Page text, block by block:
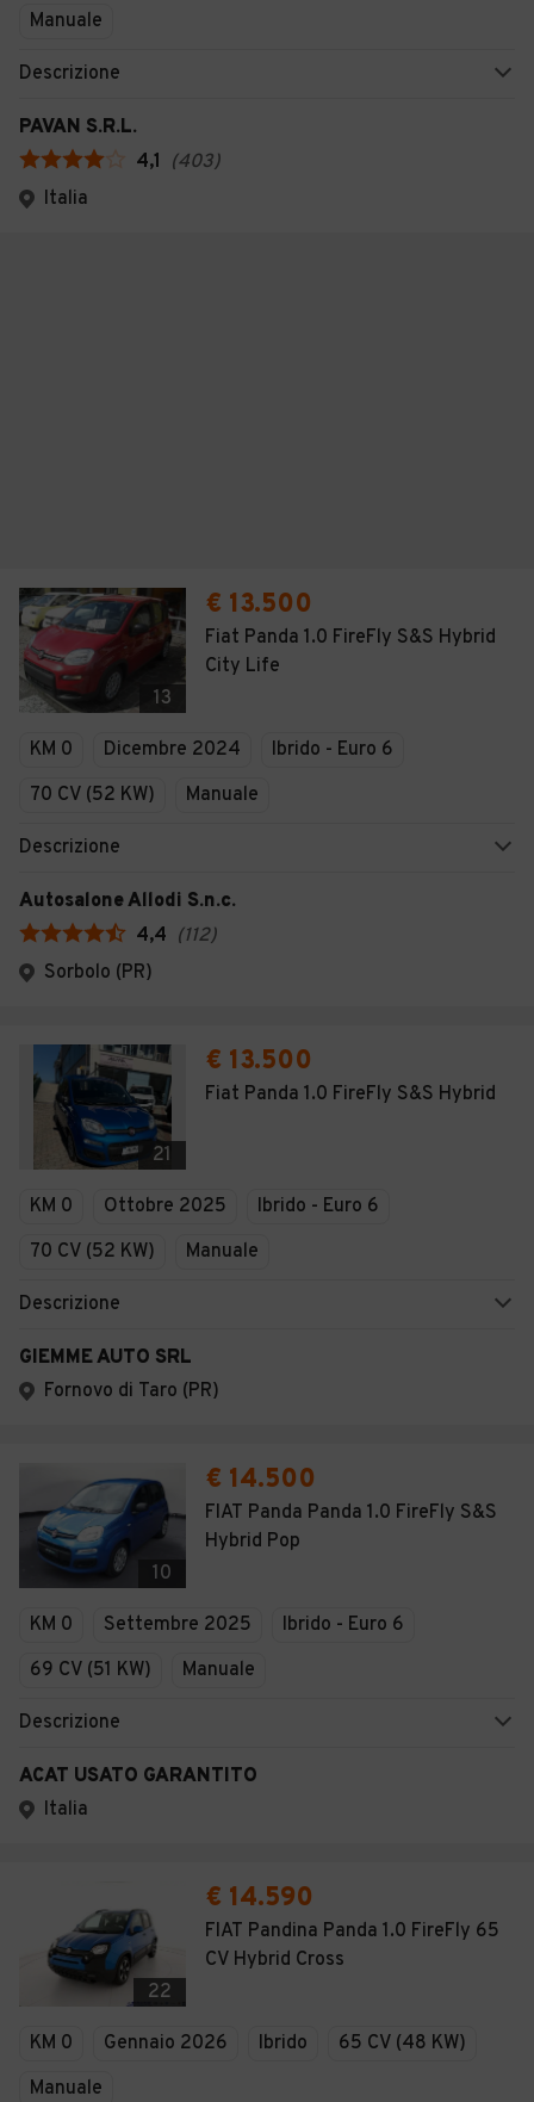
Manuale
Descrizione
PAVAN S.R.L.
4,1 (403)
Italia
13
€ 13.500
Fiat Panda 1.0 FireFly S&S Hybrid
City Life
KM 0 Dicembre 2024
Ibrido - Euro 6
70 CV (52 KW)
Manuale
Descrizione
Autosalone Allodi S.n.c.
4,4 (112)
Sorbolo (PR)
21
€ 13.500
Fiat Panda 1.0 FireFly S&S Hybrid
KM 0 Ottobre 2025
Ibrido - Euro 6
70 CV (52 KW)
Manuale
Descrizione
GIEMME AUTO SRL
Fornovo di Taro (PR)
10
€ 14.500
FIAT Panda Panda 1.0 FireFly S&S
Hybrid Pop
KM 0 Settembre 2025
Ibrido - Euro 6
69 CV (51 KW)
Manuale
Descrizione
ACAT USATO GARANTITO
Italia
22
€ 14.590
FIAT Pandina Panda 1.0 FireFly 65
CV Hybrid Cross
KM 0 Gennaio 2026 Ibrido
65 CV (48 KW)
Manuale